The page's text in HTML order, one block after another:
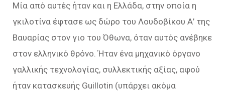
Μία από αυτές ήταν και η Ελλάδα, στην οποία η
γκιλοτίνα έφτασε ως δώρο του Λουδοβίκου Α’ της
Βαυαρίας στον γιο του Όθωνα, όταν αυτός ανέβηκε
στον ελληνικό θρόνο. Ήταν ένα μηχανικό όργανο
γαλλικής τεχνολογίας, συλλεκτικής αξίας, αφού
ήταν κατασκευής Guillotin (υπάρχει ακόμα